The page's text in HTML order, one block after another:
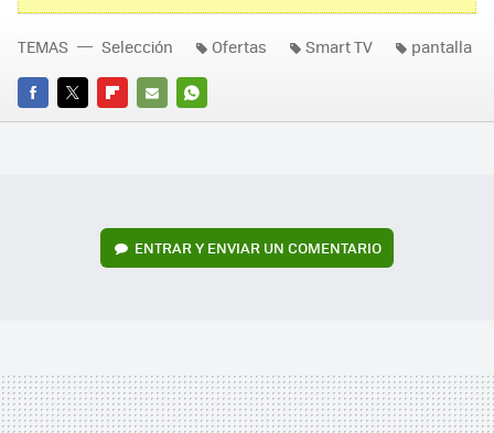
FACEBOOK
TWITTERFLIPBOARD
E-
WHATSAPP
TEMAS Selección Ofertas Smart TV pantalla
ENTRAR Y ENVIAR UN COMENTARIO